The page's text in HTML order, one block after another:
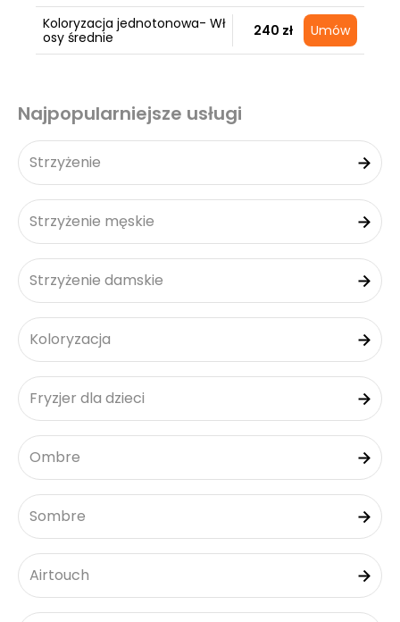
Koloryzacja jednotonowa- Wł
osy średnie
240 zł Umów
Najpopularniejsze usługi
Strzyżenie
Strzyżenie męskie
Strzyżenie damskie
Koloryzacja
Fryzjer dla dzieci
Ombre
Sombre
Airtouch